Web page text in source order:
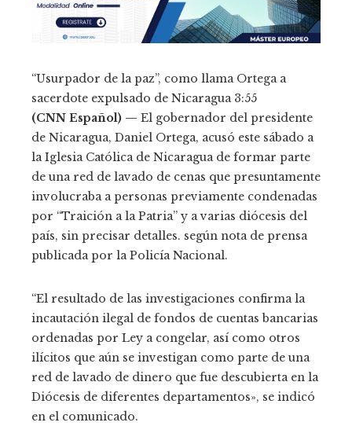
“Usurpador de la paz”, como llama Ortega a
sacerdote expulsado de Nicaragua 3:55
(CNN Español) — El gobernador del presidente
de Nicaragua, Daniel Ortega, acusó este sábado a
la Iglesia Católica de Nicaragua de formar parte
de una red de lavado de cenas que presuntamente
involucraba a personas previamente condenadas
por “Traición a la Patria” y a varias diócesis del
país, sin precisar detalles. según nota de prensa
publicada por la Policía Nacional.
“El resultado de las investigaciones confirma la
incautación ilegal de fondos de cuentas bancarias
ordenadas por Ley a congelar, así como otros
ilícitos que aún se investigan como parte de una
red de lavado de dinero que fue descubierta en la
Diócesis de diferentes departamentos», se indicó
en el comunicado.